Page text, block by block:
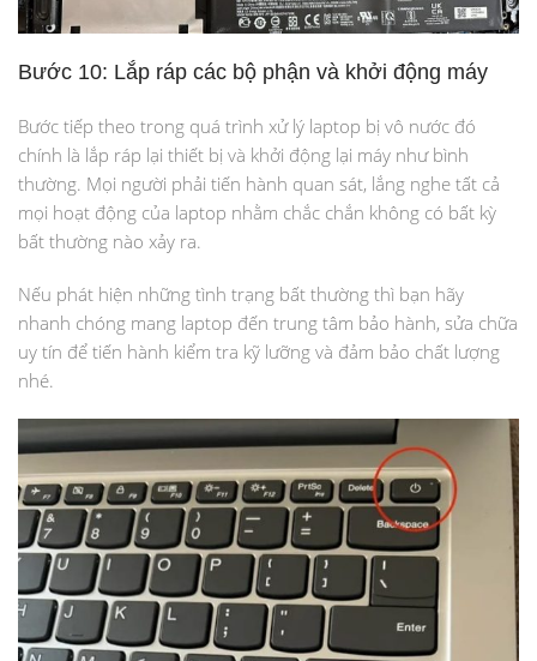
Bước 10: Lắp ráp các bộ phận và khởi động máy
Bước tiếp theo trong quá trình xử lý laptop bị vô nước đó
chính là lắp ráp lại thiết bị và khởi động lại máy như bình
thường. Mọi người phải tiến hành quan sát, lắng nghe tất cả
mọi hoạt động của laptop nhằm chắc chắn không có bất kỳ
bất thường nào xảy ra.
Nếu phát hiện những tình trạng bất thường thì bạn hãy
nhanh chóng mang laptop đến trung tâm bảo hành, sửa chữa
uy tín để tiến hành kiểm tra kỹ lưỡng và đảm bảo chất lượng
nhé.